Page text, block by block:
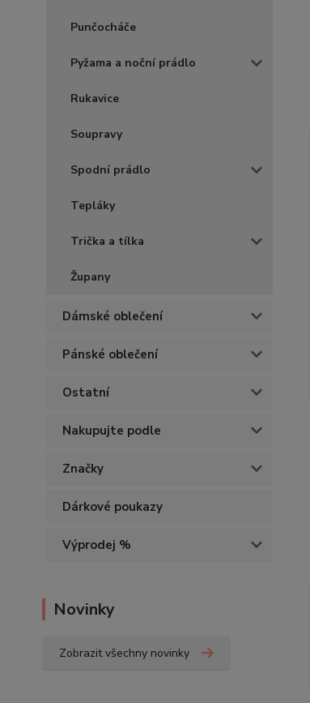
Punčocháče
Pyžama a noční prádlo
Rukavice
Soupravy
Spodní prádlo
Tepláky
Trička a tílka
Župany
Dámské oblečení
Pánské oblečení
Ostatní
Nakupujte podle
Značky
Dárkové poukazy
Výprodej %
Novinky
Zobrazit všechny novinky